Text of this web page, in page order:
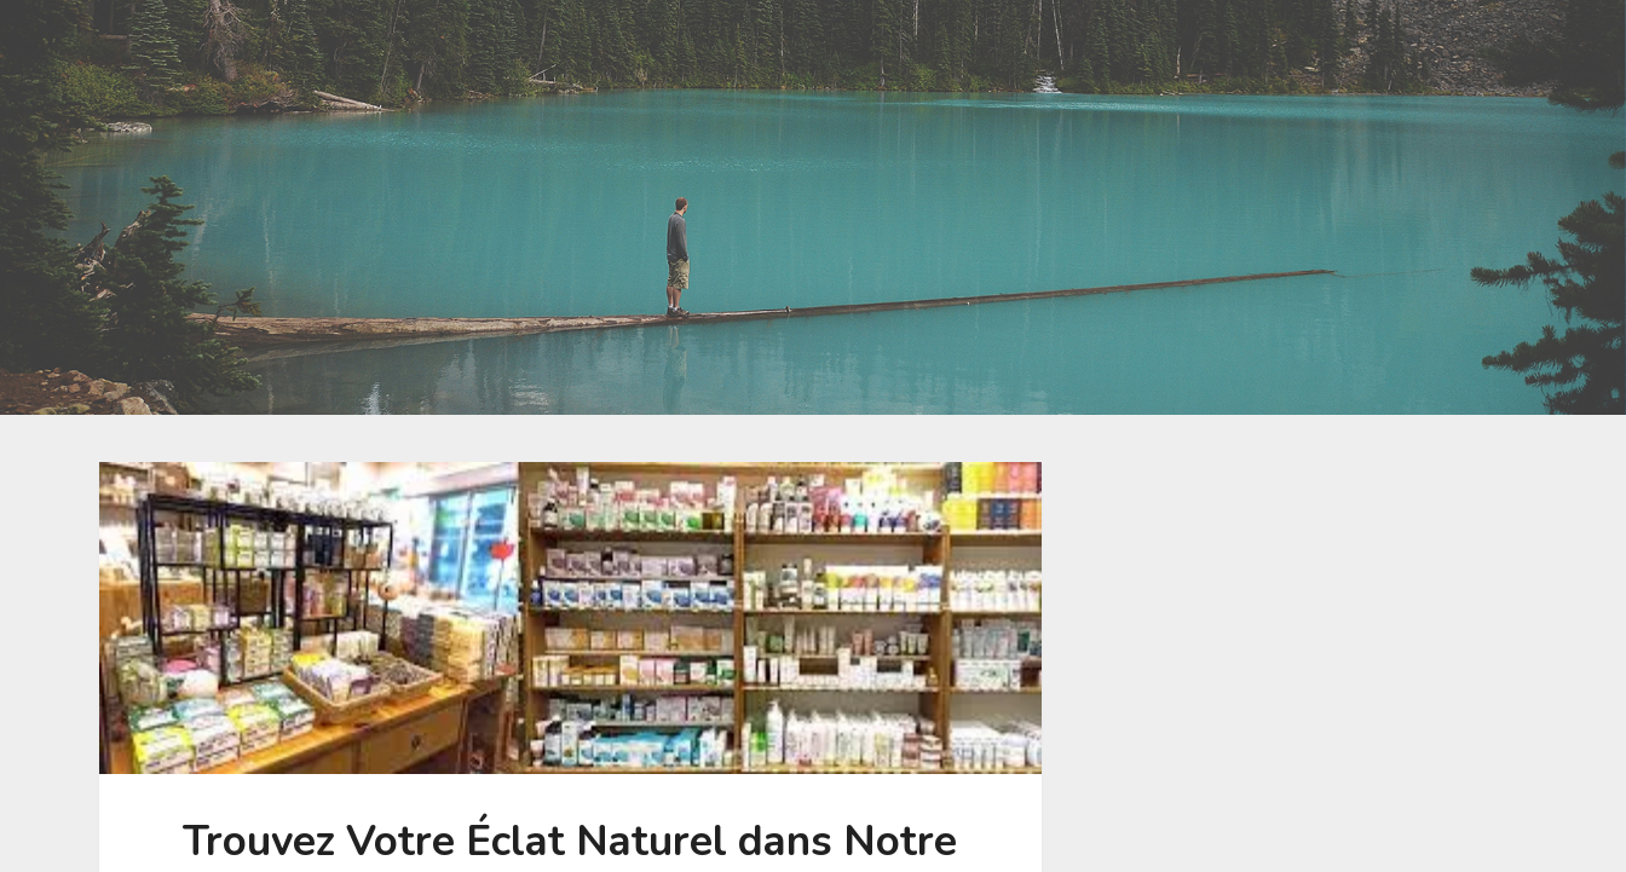
Trouvez Votre Éclat Naturel dans Notre